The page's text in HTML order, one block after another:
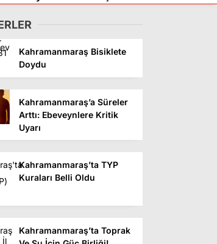
Kahramanmaraş Bisiklete
Doydu
Kahramanmaraş’a Süreler
Arttı: Ebeveynlere Kritik
Uyarı
Kahramanmaraş’ta TYP
Kuraları Belli Oldu
Kahramanmaraş’ta Toprak